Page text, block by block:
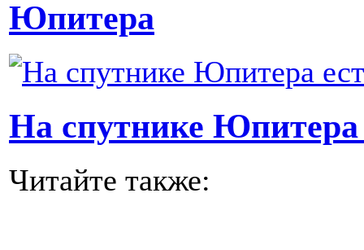
Юпитера
На спутнике Юпитера
Читайте также: